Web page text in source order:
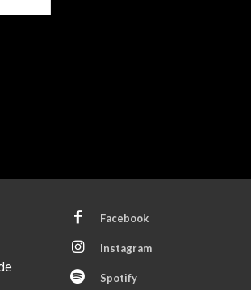
Facebook
Instagram
Spotify